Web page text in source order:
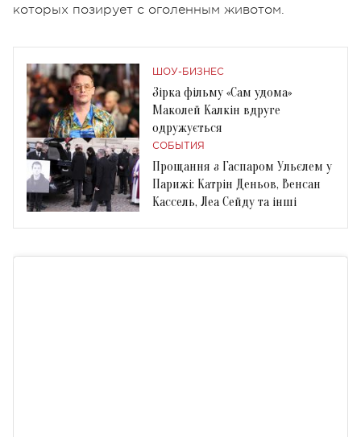
которых позирует с оголенным животом.
ШОУ-БИЗНЕС
Зірка фільму «Сам удома»
Маколей Калкін вдруге
одружується
СОБЫТИЯ
Прощання з Гаспаром Ульєлем у
Парижі: Катрін Деньов, Венсан
Кассель, Леа Сейду та інші